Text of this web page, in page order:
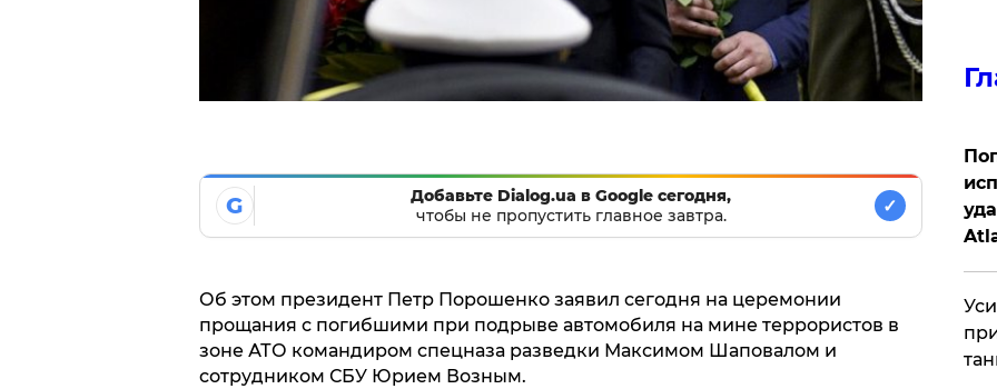
G
Добавьте Dialog.ua в Google сегодня,
чтобы не пропустить главное завтра.
✓
Об этом президент Петр Порошенко заявил сегодня на церемонии
прощания с погибшими при подрыве автомобиля на мине террористов в
зоне АТО командиром спецназа разведки Максимом Шаповалом и
сотрудником СБУ Юрием Возным.